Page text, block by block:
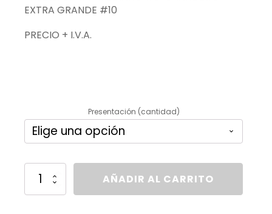
EXTRA GRANDE #10
PRECIO + I.V.A.
Presentación (cantidad)
GUANTES
DERMA
CARE
AÑADIR AL CARRITO